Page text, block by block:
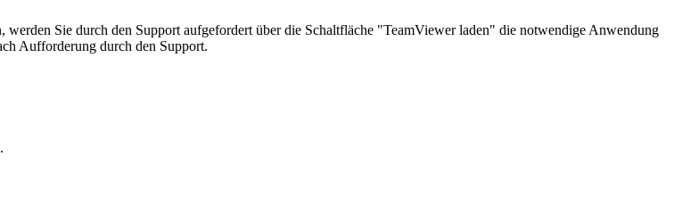
Sie durch den Support aufgefordert über die Schaltfläche "TeamViewer laden" die notwendige Anwendung
Aufforderung durch den Support.